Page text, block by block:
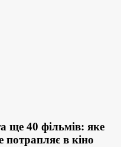
ще 40 фільмів: яке
потрапляє в кіно